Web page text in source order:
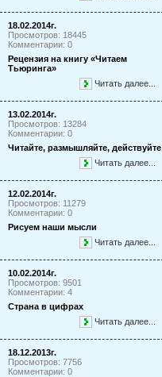
18.02.2014г.
Просмотров: 18445
Комментарии: 0
Рецензия на книгу «Читаем
Тьюринга»
Читать далее...
13.02.2014г.
Просмотров: 13284
Комментарии: 0
Читайте, размышляйте, действуйте
Читать далее...
12.02.2014г.
Просмотров: 11279
Комментарии: 0
Рисуем наши мысли
Читать далее...
10.02.2014г.
Просмотров: 9501
Комментарии: 4
Страна в цифрах
Читать далее...
18.12.2013г.
Просмотров: 7756
Комментарии: 0